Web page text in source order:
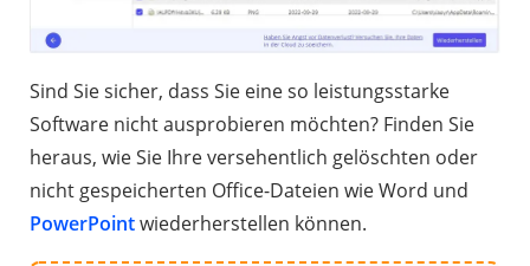
Sind Sie sicher, dass Sie eine so leistungsstarke
Software nicht ausprobieren möchten? Finden Sie
heraus, wie Sie Ihre versehentlich gelöschten oder
nicht gespeicherten Office-Dateien wie Word und
PowerPointwiederherstellen können.